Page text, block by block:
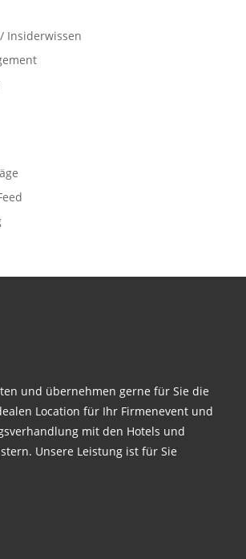
Insiderwissen
und übernehmen gerne für Sie die
Location für Ihr Firmenevent und
mit den Hotels und
Unsere Leistung ist für Sie